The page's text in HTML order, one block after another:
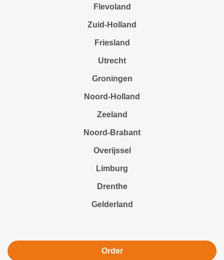
Flevoland
Zuid-Holland
Friesland
Utrecht
Groningen
Noord-Holland
Zeeland
Noord-Brabant
Overijssel
Limburg
Drenthe
Gelderland
Order